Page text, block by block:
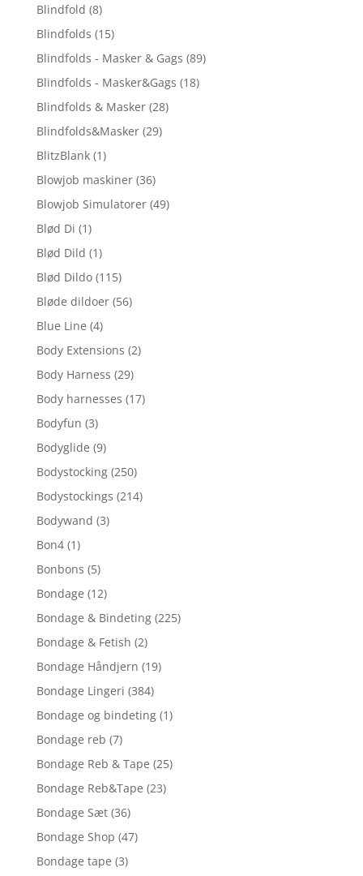
Blindfold (8)
Blindfolds (15)
Blindfolds - Masker & Gags (89)
Blindfolds - Masker&Gags (18)
Blindfolds & Masker (28)
Blindfolds&Masker (29)
BlitzBlank (1)
Blowjob maskiner (36)
Blowjob Simulatorer (49)
Blød Di (1)
Blød Dild (1)
Blød Dildo (115)
Bløde dildoer (56)
Blue Line (4)
Body Extensions (2)
Body Harness (29)
Body harnesses (17)
Bodyfun (3)
Bodyglide (9)
Bodystocking (250)
Bodystockings (214)
Bodywand (3)
Bon4 (1)
Bonbons (5)
Bondage (12)
Bondage & Bindeting (225)
Bondage & Fetish (2)
Bondage Håndjern (19)
Bondage Lingeri (384)
Bondage og bindeting (1)
Bondage reb (7)
Bondage Reb & Tape (25)
Bondage Reb&Tape (23)
Bondage Sæt (36)
Bondage Shop (47)
Bondage tape (3)